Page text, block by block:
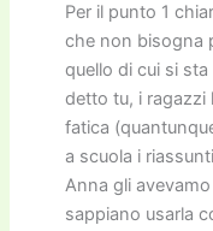
Per il punto 1
che non bisogna
quello di cui si
detto tu, i ragazzi
fatica
a scuola i
Anna gli
sappiano usarla